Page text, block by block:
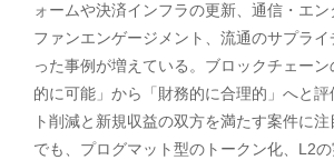
ォームや決済インフラの更新、通信・エ
ファンエンゲージメント、流通のサプラ
った事例が増えている。ブロックチェー
的に可能」から「財務的に合理的」へと評
ト削減と新規収益の双方を満たす案件に
でも、プログマット型のトークン化、L2